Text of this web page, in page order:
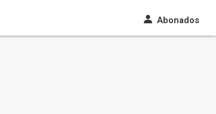
Abonados